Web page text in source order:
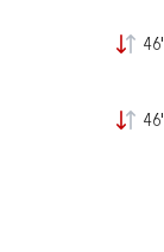
46'
46'